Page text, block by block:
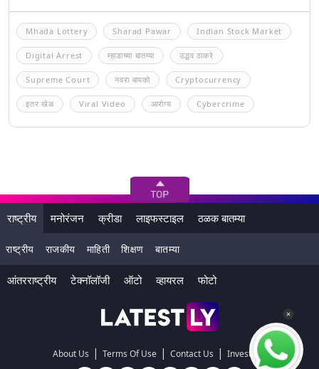
Mhada Lottery Sharad Pawar Indian Stock Market
Digital Arrest म्हाडाच्या बातम्या उद्धव ठाकरे
Supreme Court नवरा बायको Cryptocurrency
इतर खेळ Viral Video आरोग्य Cybercrime
राष्ट्रीय मनोरंजन क्रीडा लाइफस्टाइल ठळक बातम्या
राष्ट्रीय राजकीय माहिती शिक्षण बातम्या
आंतरराष्ट्रीय टेक्नॉलॉजी ऑटो व्हायरल फोटो
About Us | Terms Of Use | Contact Us | Investors